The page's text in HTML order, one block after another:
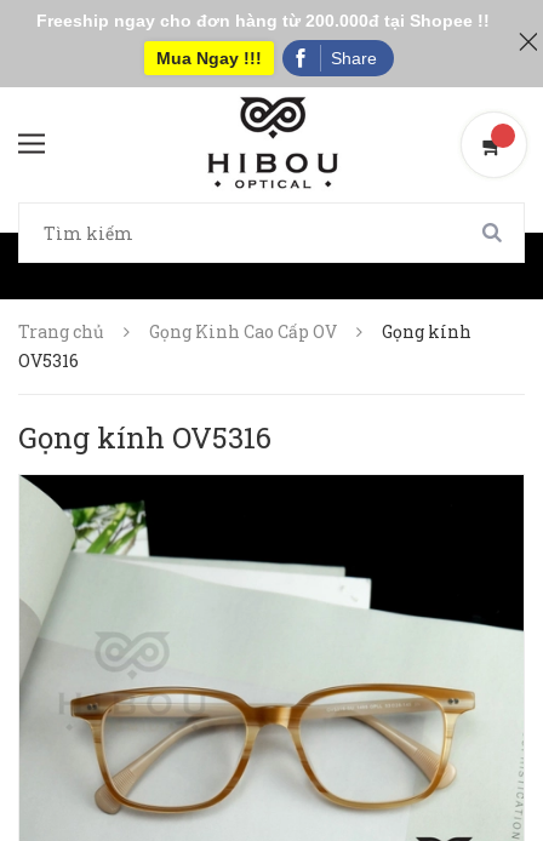
Trang chủ Gọng Kinh Cao Cấp OV
Gọng kính
OV5316
Gọng kính OV5316
Freeship ngay cho đơn hàng từ 200.000đ tại Shopee !!
Mua Ngay !!!
Share